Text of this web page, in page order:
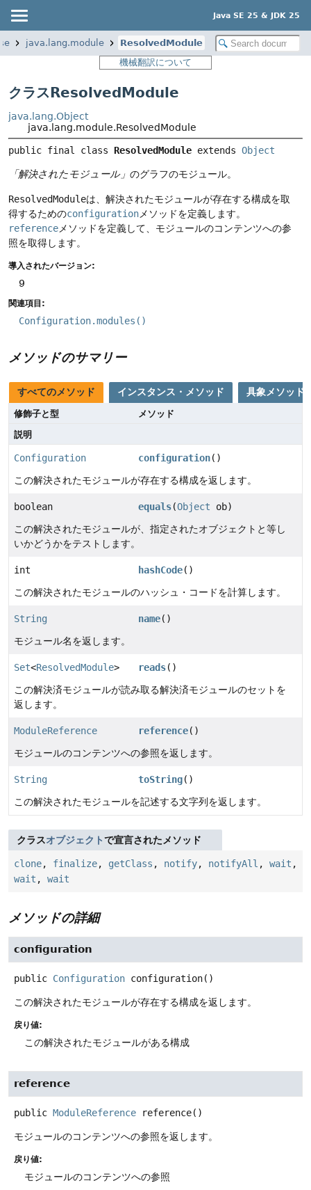
Java SE 25 & JDK 25
java.lang.module
ResolvedModule
機械翻訳について
クラスResolvedModule
java.lang.Object
java.lang.module.ResolvedModule
public final class ResolvedModule extends Object
「解決されたモジュール」 のグラフのモジュール。
ResolvedModuleは、解決されたモジュールが存在する構成を取
得するためのconfiguration メソッドを定義します。
reference メソッドを定義して、モジュールのコンテンツへの参
照を取得します。
導入されたバージョン:
9
関連項目:
Configuration.modules()
メソッドのサマリー
すべてのメソッド インスタンス・メソッド 具象メソッド
修飾子と型
メソッド
説明
Configuration configuration()
この解決されたモジュールが存在する構成を返します。
boolean equals(Object ob)
この解決されたモジュールが、指定されたオブジェクトと等し
いかどうかをテストします。
int hashCode()
この解決されたモジュールのハッシュ・コードを計算します。
String name()
モジュール名を返します。
Set<ResolvedModule> reads()
この解決済モジュールが読み取る解決済モジュールのセットを
返します。
ModuleReference reference()
モジュールのコンテンツへの参照を返します。
String toString()
この解決されたモジュールを記述する文字列を返します。
クラスオブジェクトで宣言されたメソッド
clone, finalize, getClass , notify, notifyAll , wait ,
wait , wait
メソッドの詳細
configuration
public Configuration configuration()
この解決されたモジュールが存在する構成を返します。
戻り値:
この解決されたモジュールがある構成
reference
public ModuleReference reference()
モジュールのコンテンツへの参照を返します。
戻り値:
モジュールのコンテンツへの参照